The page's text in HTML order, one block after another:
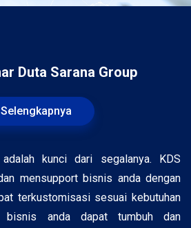
Duta Sarana Group
Selengkapnya
kunci dari segalanya. KDS
mensupport bisnis anda dengan
terkustomisasi sesuai kebutuhan
bisnis anda dapat tumbuh dan